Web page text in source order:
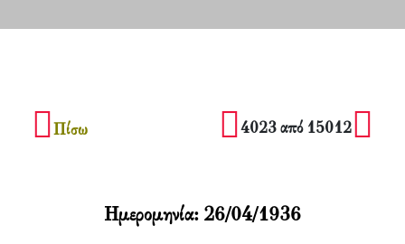
Πίσω 4023 από 15012
Ημερομηνία: 26/04/1936